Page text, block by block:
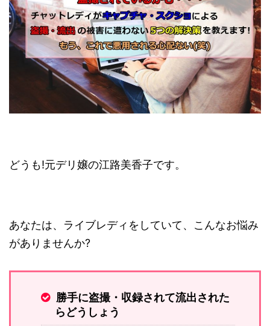
どうも!元デリ嬢の江路美香子です。
あなたは、ライブレディをしていて、こんなお悩み
がありませんか?
勝手に盗撮・収録されて流出された
らどうしょう